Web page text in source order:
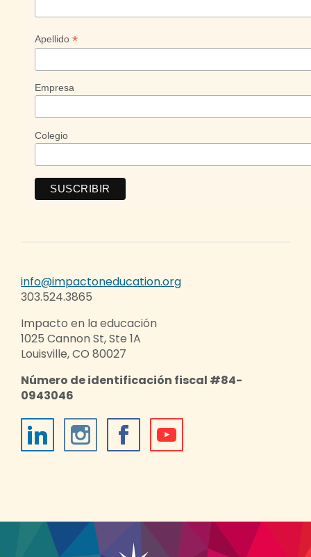
Apellido *
Empresa
Colegio
info@impactoneducation.org
303.524.3865
Impacto en la educación
1025 Cannon St, Ste 1A
Louisville, CO 80027
Número de identificación fiscal #84-
0943046